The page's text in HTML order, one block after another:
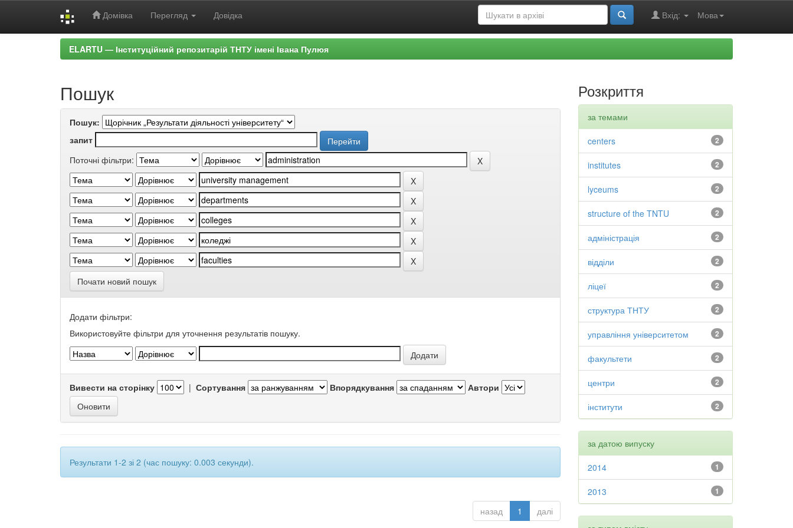
Домівка Перегляд Довідка Мова
Вхід:
ELARTU — Інституційний репозитарій ТНТУ імені Івана Пулюя
Пошук
Пошук:
запит
Поточні фільтри:
Почати новий пошук
Додати фільтри:
Використовуйте фільтри для уточнення результатів пошуку.
Вивести на сторінку | Сортування Впорядкування Автори
Результати 1-2 зі 2 (час пошуку: 0.003 секунди).
назад 1 далі
Розкриття
за темами
2
centers
2
institutes
2
lyceums
2
structure of the TNTU
2
адміністрація
2
відділи
2
ліцеї
2
структура ТНТУ
2
управління університетом
2
факультети
2
центри
2
інститути
за датою випуску
1
2014
1
2013